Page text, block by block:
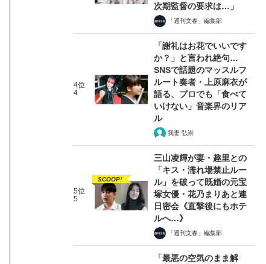
次期監督の要求は…」
「週刊文春」編集部
4位
4
「謝礼はお花でいいです
か？」と言われ絶句…
SNSで話題のマッスルフ
ルート奏者・上原麻衣が
語る、プロでも「食べて
いけない」音楽界のリア
ル
我妻 弘崇
5位
5
SCOOP!
三山凌輝が妻・趣里との
「キス・濡れ場禁止ルー
ル」を破って既婚の元宝
塚女優・花乃まりあと連
日密会《直撃後にもホテ
ルへ…》
「週刊文春」編集部
「最悪の空気のまま解